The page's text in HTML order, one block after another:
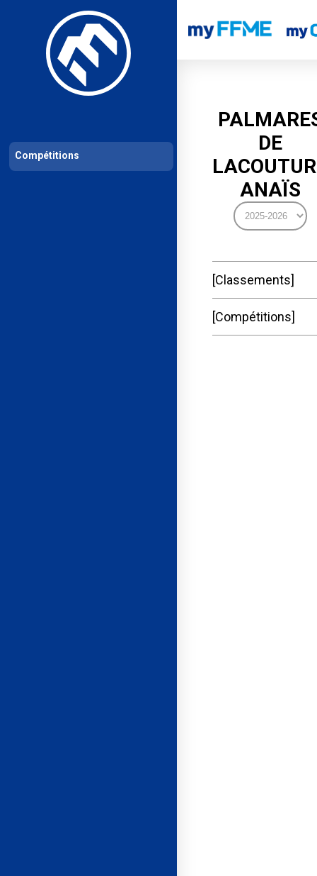
Les compétitions Calendrier de compétitions Classements
DE
ANAÏS
Classements
Compétitions
Compétitions